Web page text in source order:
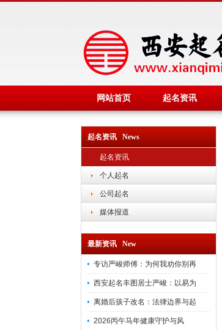
网站首页 起名资讯
起名资讯 News
起名资讯
个人起名
公司起名
媒体报道
最新资讯 New
专访严峻师傅：为何我劝你别再
西安起名丰图居士严峻：以易为
离婚后孩子改名：法律边界与起
2026丙午马年健康守护与风